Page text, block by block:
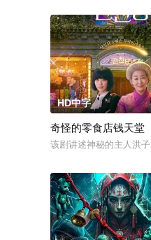
HD中字
奇怪的零食店钱天堂
该剧讲述神秘的主人洪